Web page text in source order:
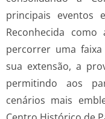
principais eventos
Reconhecida
percorrer uma
sua extensão, a
permitindo aos
cenários mais